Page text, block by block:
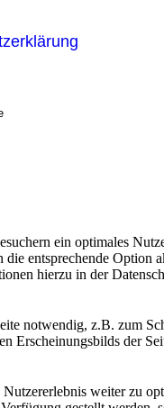
finden Sie
der Hunde
ein optimales
entsprechende Option
hierzu in der
notwendig, z.B. zum
Erscheinungsbilds der
weiter zu